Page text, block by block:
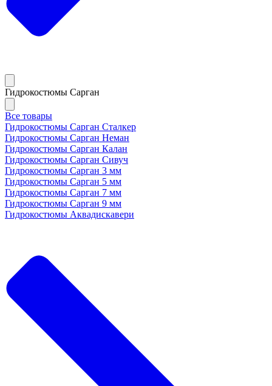
Гидрокостюмы Сарган
Все товары
Гидрокостюмы Сарган Сталкер
Гидрокостюмы Сарган Неман
Гидрокостюмы Сарган Калан
Гидрокостюмы Сарган Сивуч
Гидрокостюмы Сарган 3 мм
Гидрокостюмы Сарган 5 мм
Гидрокостюмы Сарган 7 мм
Гидрокостюмы Сарган 9 мм
Гидрокостюмы Аквадискавери